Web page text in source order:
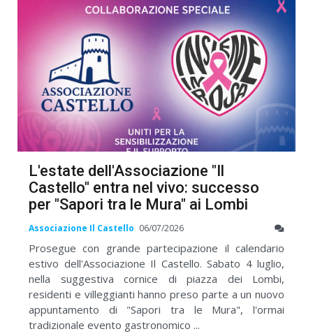
L'estate dell'Associazione "Il
Castello" entra nel vivo: successo
per "Sapori tra le Mura" ai Lombi
Associazione Il Castello 06/07/2026
Prosegue con grande partecipazione il calendario
estivo dell'Associazione Il Castello. Sabato 4 luglio,
nella suggestiva cornice di piazza dei Lombi,
residenti e villeggianti hanno preso parte a un nuovo
appuntamento di "Sapori tra le Mura", l'ormai
tradizionale evento gastronomico ...